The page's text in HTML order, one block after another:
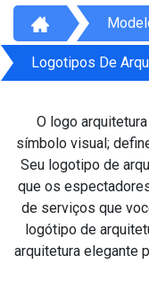
Logotipos De
O logo
símbolo visual;
Seu logotipo de
que os
de serviços que
logótipo de
arquitetura elegante